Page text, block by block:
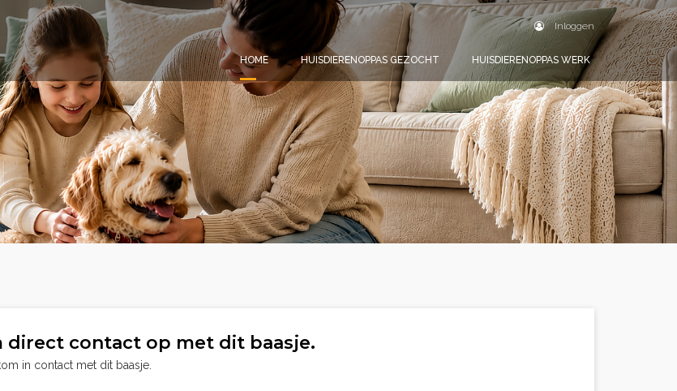
Inloggen
HOME HUISDIERENOPPAS GEZOCHT HUISDIERENOPPAS WERK
direct contact op met dit baasje.
in contact met dit baasje.